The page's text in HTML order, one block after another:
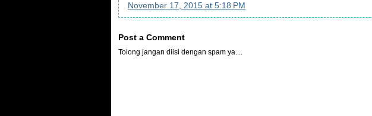
November 17, 2015 at 5:18 PM
Post a Comment
Tolong jangan diisi dengan spam ya....